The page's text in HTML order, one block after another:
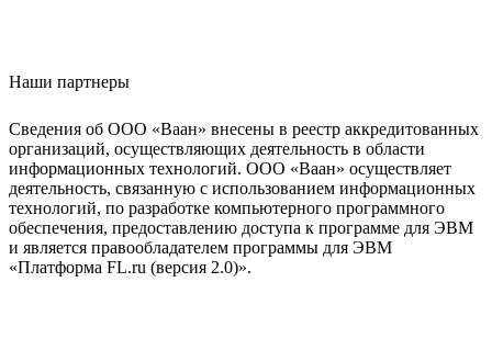
Наши партнеры
Сведения об ООО «Ваан» внесены в реестр аккредитованных
организаций, осуществляющих деятельность в области
информационных технологий. ООО «Ваан» осуществляет
деятельность, связанную с использованием информационных
технологий, по разработке компьютерного программного
обеспечения, предоставлению доступа к программе для ЭВМ
и является правообладателем программы для ЭВМ
«Платформа FL.ru (версия 2.0)».